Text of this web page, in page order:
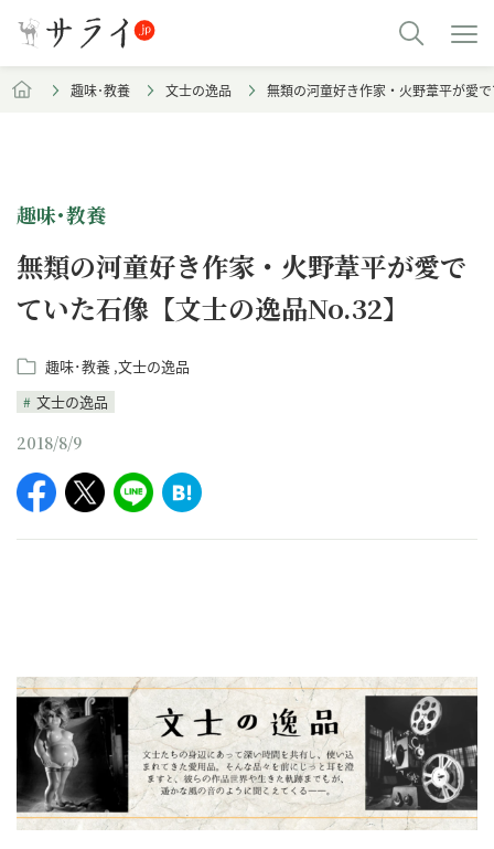
趣味･教養 文士の逸品 無類の河童好き作家・火野葦平が愛
趣味･教養
無類の河童好き作家・火野葦平が愛で
ていた石像【文士の逸品No.32】
趣味･教養 文士の逸品
文士の逸品
2018/8/9